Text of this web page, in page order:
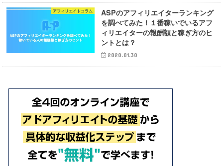
アフィリエイトコラム
ASPのアフィリエイターランキング
を調べてみた！１番稼いでいるアフ
ィリエイターの報酬額と稼ぎ方のヒ
ントとは？
2020.01.30